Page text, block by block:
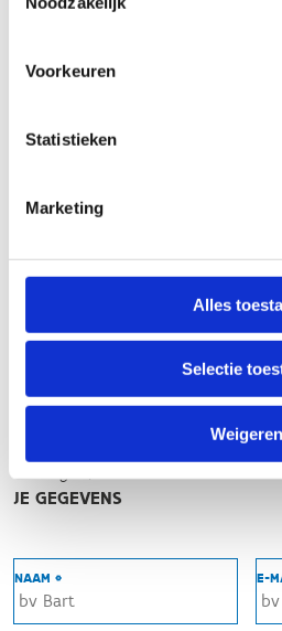
Voorkeuren
Statistieken
Marketing
Alles
Selectie
Weigeren
slecht
Zonnig
NIVEAU
Expert
MET WIE HEB JE GEREDEN?
JE GEGEVENS
NAAM * E-